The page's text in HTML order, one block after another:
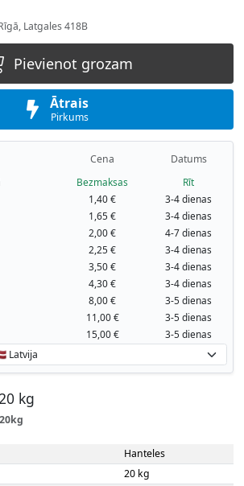
Latgales 418B
Pievienot grozam
Ātrais
Pirkums
Cena Datums
Bezmaksas
Rīt
1,40 €
3-4 dienas
1,65 €
3-4 dienas
2,00 €
4-7 dienas
2,25 €
3-4 dienas
3,50 €
3-4 dienas
4,30 €
3-4 dienas
8,00 €
3-5 dienas
11,00 €
3-5 dienas
15,00 € 3-5 dienas
kg
Hanteles
20 kg